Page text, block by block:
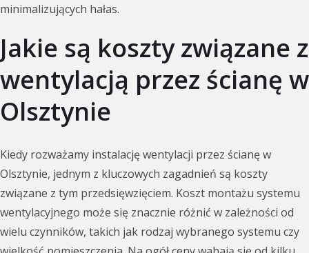
minimalizujących hałas.
Jakie są koszty związane z
wentylacją przez ścianę w
Olsztynie
Kiedy rozważamy instalację wentylacji przez ścianę w
Olsztynie, jednym z kluczowych zagadnień są koszty
związane z tym przedsięwzięciem. Koszt montażu systemu
wentylacyjnego może się znacznie różnić w zależności od
wielu czynników, takich jak rodzaj wybranego systemu czy